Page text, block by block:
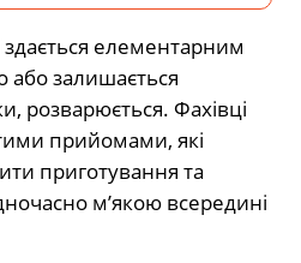
здається елементарним
або залишається
розварюється. Фахівці
прийомами, які
приготування та
м’якою всередині